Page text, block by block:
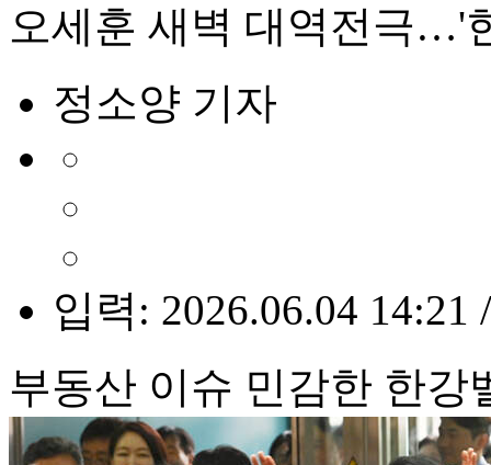
오세훈 새벽 대역전극…'
정소양 기자
입력: 2026.06.04 14:21
부동산 이슈 민감한 한강